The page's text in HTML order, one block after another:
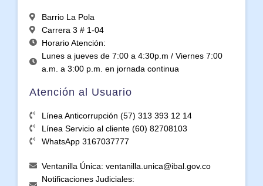
Barrio La Pola
Carrera 3 # 1-04
Horario Atención:
Lunes a jueves de 7:00 a 4:30p.m / Viernes 7:00
a.m. a 3:00 p.m. en jornada continua
Atención al Usuario
Línea Anticorrupción (57) 313 393 12 14
Línea Servicio al cliente (60) 82708103
WhatsApp 3167037777
Ventanilla Única: ventanilla.unica@ibal.gov.co
Notificaciones Judiciales: